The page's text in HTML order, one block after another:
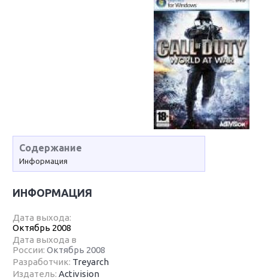
Содержание
Информация
ИНФОРМАЦИЯ
Дата выхода:
Октябрь 2008
Дата выхода в
России:Октябрь 2008
Разработчик: Treyarch
Издатель:Activision